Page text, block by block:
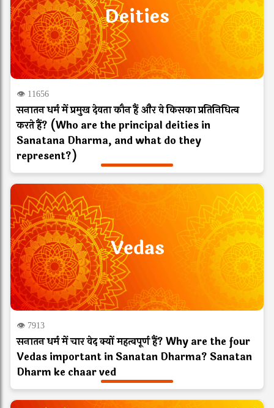
Deities
👁 11656
सनातन धर्म में प्रमुख देवता कौन हैं और वे किसका प्रतिनिधित्व
करते हैं? (Who are the principal deities in
Sanatana Dharma, and what do they
represent?)
Vedas
👁 7913
सनातन धर्म में चार वेद क्यों महत्वपूर्ण हैं? Why are the four
Vedas important in Sanatan Dharma? Sanatan
Dharm ke chaar ved